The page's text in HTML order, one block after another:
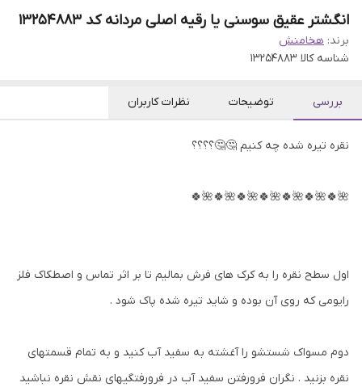
انگشتر عقیق سوسنی یا رقیه اصلی مردانه کد 13254883
برند: هخامنش
شناسه کالا 13254883
بررسی توضیحات نظرات کاربران
نقره تیره شده چه کنیم 🤔🤔؟؟؟؟
🌺🍀🌺🍀🌺🍀🌺🍀🌺🍀🌺🍀🌺🍀
اول سطح نقره را به کرک های فرش بمالیم تا بر اثر تماس و اصطکاک فلز
رایومی که روی آن بوده و شاید تیره شده پاک شود .
دوم مسواک شستشو را آغشته به سفید آب کنید و به تمام قسمتهای
نقره بزنید . نگران فرورفتن سفید آب در فرورفتگیهای نقش نقره نباشید